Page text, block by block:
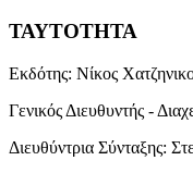
ΤΑΥΤΟΤΗΤΑ
Εκδότης: Νίκος
Γενικός Διευθυντής -
Διευθύντρια Σύνταξης: